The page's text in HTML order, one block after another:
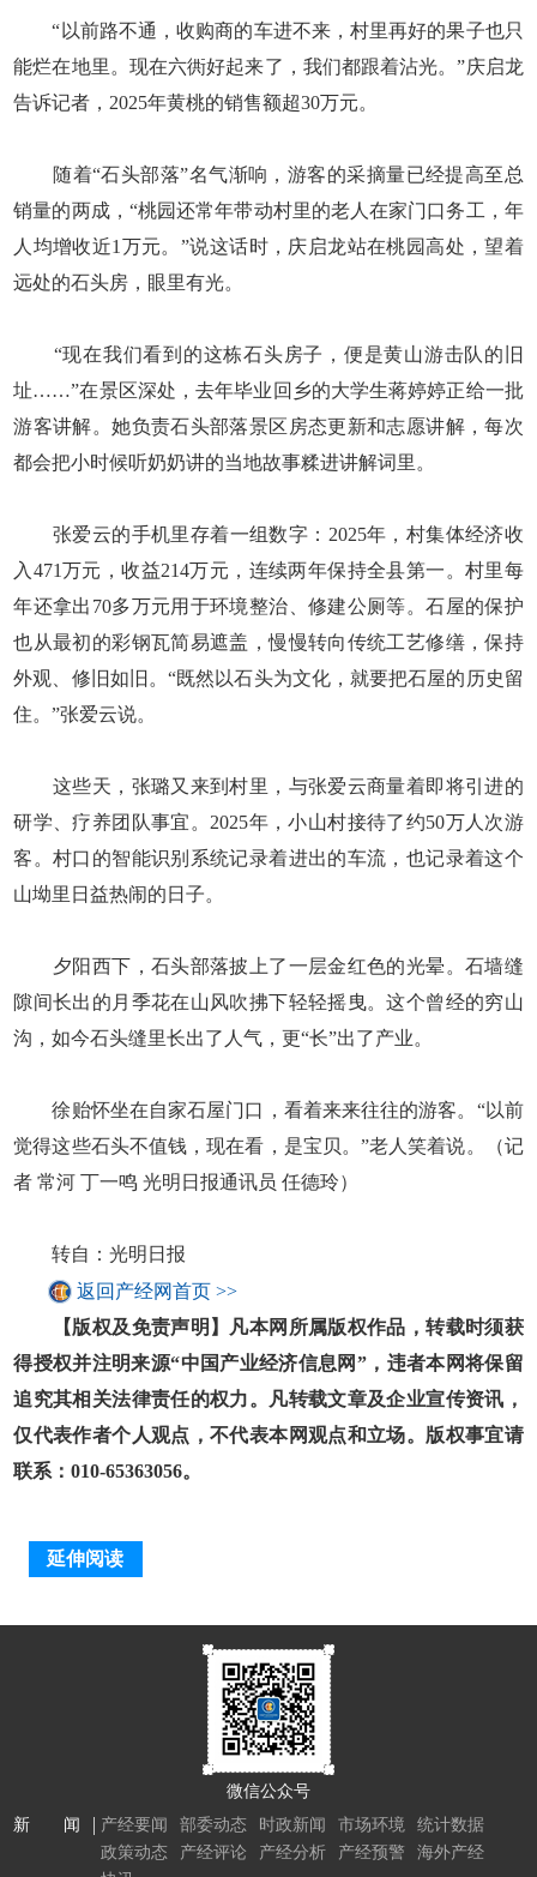
“以前路不通，收购商的车进不来，村里再好的果子也只
能烂在地里。现在六衖好起来了，我们都跟着沾光。”庆启龙
告诉记者，2025年黄桃的销售额超30万元。
随着“石头部落”名气渐响，游客的采摘量已经提高至总
销量的两成，“桃园还常年带动村里的老人在家门口务工，年
人均增收近1万元。”说这话时，庆启龙站在桃园高处，望着
远处的石头房，眼里有光。
“现在我们看到的这栋石头房子，便是黄山游击队的旧
址……”在景区深处，去年毕业回乡的大学生蒋婷婷正给一批
游客讲解。她负责石头部落景区房态更新和志愿讲解，每次
都会把小时候听奶奶讲的当地故事糅进讲解词里。
张爱云的手机里存着一组数字：2025年，村集体经济收
入471万元，收益214万元，连续两年保持全县第一。村里每
年还拿出70多万元用于环境整治、修建公厕等。石屋的保护
也从最初的彩钢瓦简易遮盖，慢慢转向传统工艺修缮，保持
外观、修旧如旧。“既然以石头为文化，就要把石屋的历史留
住。”张爱云说。
这些天，张璐又来到村里，与张爱云商量着即将引进的
研学、疗养团队事宜。2025年，小山村接待了约50万人次游
客。村口的智能识别系统记录着进出的车流，也记录着这个
山坳里日益热闹的日子。
夕阳西下，石头部落披上了一层金红色的光晕。石墙缝
隙间长出的月季花在山风吹拂下轻轻摇曳。这个曾经的穷山
沟，如今石头缝里长出了人气，更“长”出了产业。
徐贻怀坐在自家石屋门口，看着来来往往的游客。“以前
觉得这些石头不值钱，现在看，是宝贝。”老人笑着说。（记
者 常河 丁一鸣 光明日报通讯员 任德玲）
转自：光明日报
返回产经网首页 >>
【版权及免责声明】凡本网所属版权作品，转载时须获
得授权并注明来源“中国产业经济信息网”，违者本网将保留
追究其相关法律责任的权力。凡转载文章及企业宣传资讯，
仅代表作者个人观点，不代表本网观点和立场。版权事宜请
联系：010-65363056。
延伸阅读
微信公众号
新 闻
产经要闻 部委动态 时政新闻 市场环境
统计数据
政策动态
产经评论 产经分析 产经预警
海外产经